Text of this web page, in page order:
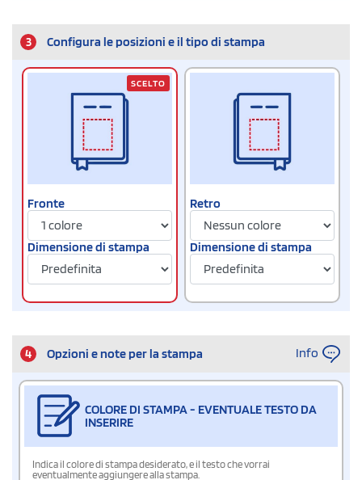
3 Configura le posizioni e il tipo di stampa
Fronte
Dimensione di stampa
SCELTO
Retro
Dimensione di stampa
4 Opzioni e note per la stampa Info
COLORE DI STAMPA - EVENTUALE TESTO DA
INSERIRE
Indica il colore di stampa desiderato, e il testo che vorrai
eventualmente aggiungere alla stampa.